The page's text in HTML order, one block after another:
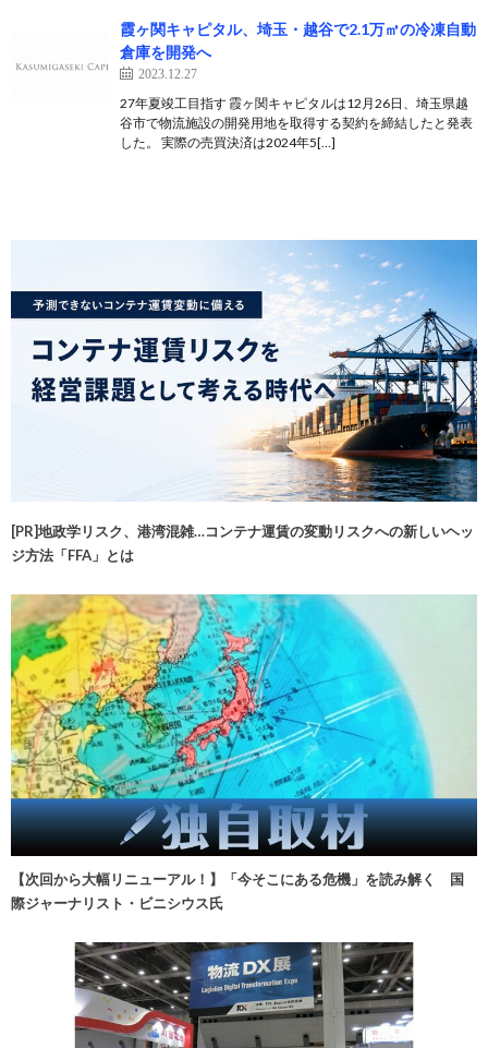
霞ヶ関キャピタル、埼玉・越谷で2.1万㎡の冷凍自動
倉庫を開発へ
2023.12.27
27年夏竣工目指す 霞ヶ関キャピタルは12月26日、埼玉県越
谷市で物流施設の開発用地を取得する契約を締結したと発表
した。 実際の売買決済は2024年5[…]
[PR]地政学リスク、港湾混雑…コンテナ運賃の変動リスクへの新しいヘッ
ジ方法「FFA」とは
【次回から大幅リニューアル！】「今そこにある危機」を読み解く 国
際ジャーナリスト・ビニシウス氏